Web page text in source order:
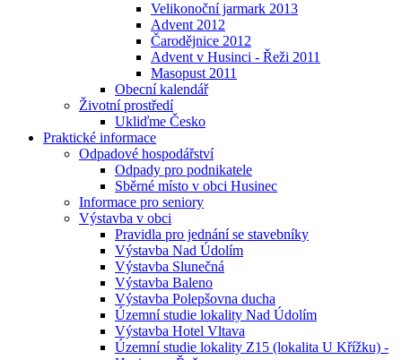
Velikonoční jarmark 2013
Advent 2012
Čarodějnice 2012
Advent v Husinci - Řeži 2011
Masopust 2011
Obecní kalendář
Životní prostředí
Ukliďme Česko
Praktické informace
Odpadové hospodářství
Odpady pro podnikatele
Sběrné místo v obci Husinec
Informace pro seniory
Výstavba v obci
Pravidla pro jednání se stavebníky
Výstavba Nad Údolím
Výstavba Slunečná
Výstavba Baleno
Výstavba Polepšovna ducha
Územní studie lokality Nad Údolím
Výstavba Hotel Vltava
Územní studie lokality Z15 (lokalita U Křížku) -